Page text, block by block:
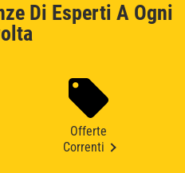
Di Esperti A Ogni
Offerte
Correnti